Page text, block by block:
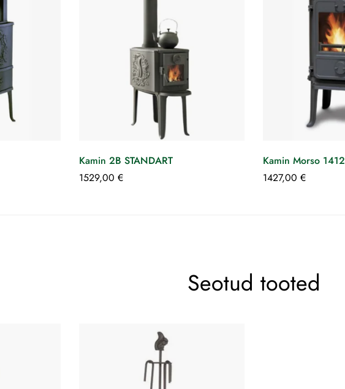
Kamin 2B STANDART
1529,00 €
Kamin Morso 1412
1427,00 €
Seotud tooted